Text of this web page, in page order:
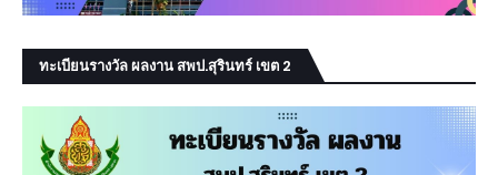
ทะเบียนรางวัล ผลงาน สพป.สุรินทร์ เขต 2